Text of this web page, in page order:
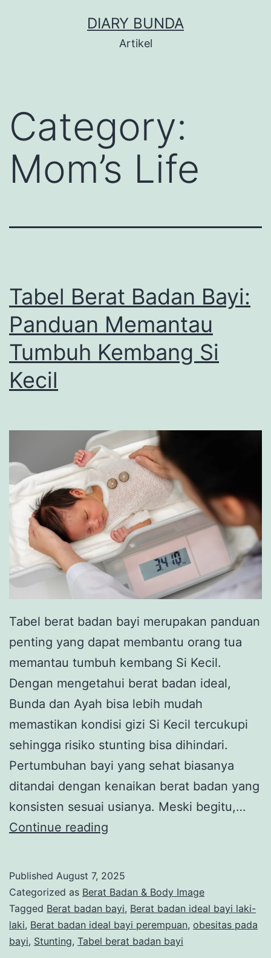
DIARY BUNDA
Artikel
Category:
Mom’s Life
Tabel Berat Badan Bayi:
Panduan Memantau
Tumbuh Kembang Si
Kecil
Tabel berat badan bayi merupakan panduan
penting yang dapat membantu orang tua
memantau tumbuh kembang Si Kecil.
Dengan mengetahui berat badan ideal,
Bunda dan Ayah bisa lebih mudah
memastikan kondisi gizi Si Kecil tercukupi
sehingga risiko stunting bisa dihindari.
Pertumbuhan bayi yang sehat biasanya
ditandai dengan kenaikan berat badan yang
konsisten sesuai usianya. Meski begitu,…
Continue reading
Bayi:
Panduan
Memantau
Tumbuh
Published August 7, 2025
Categorized as Berat Badan & Body Image
Tagged Berat badan bayi, Berat badan ideal bayi laki-
laki, Berat badan ideal bayi perempuan, obesitas pada
bayi, Stunting, Tabel berat badan bayi